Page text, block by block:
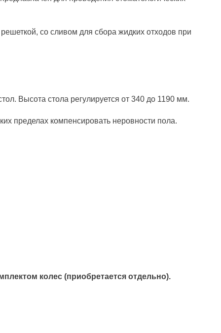
со сливом для сбора жидких отходов при
Высота стола регулируется от 340 до 1190 мм.
пределах компенсировать неровности пола.
колес (приобретается отдельно).